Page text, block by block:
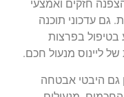
חזקים ואמצעי
גם עדכוני תוכנה
בטיפול בפרצות
ליינוס מנעול חכם.
גם היבטי אבטחה